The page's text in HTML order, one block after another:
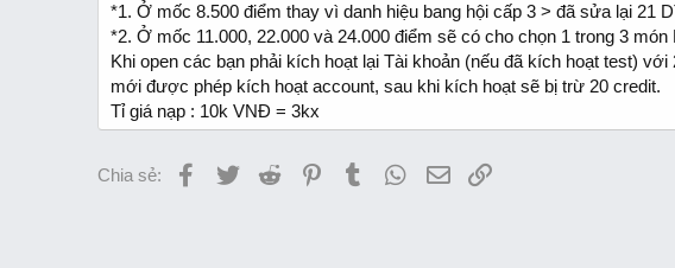
e
r
*1. Ở mốc 8.500 điểm thay vì danh hiệu bang hội cấp 3 > đã sửa lại 21
*2. Ở mốc 11.000, 22.000 và 24.000 điểm sẽ có cho chọn 1 trong 3 món
Khi open các bạn phải kích hoạt lại Tài khoản (nếu đã kích hoạt test)
mới được phép kích hoạt account, sau khi kích hoạt sẽ bị trừ 20 credit.
Tỉ giá nạp : 10k VNĐ = 3kx
Chia sẻ: Facebook
TwitterReddit PinterestTumblr WhatsApp
EmailLink